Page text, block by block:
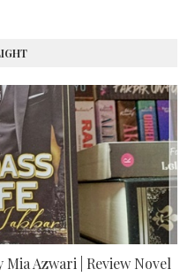
Mia Azwari | Review Novel